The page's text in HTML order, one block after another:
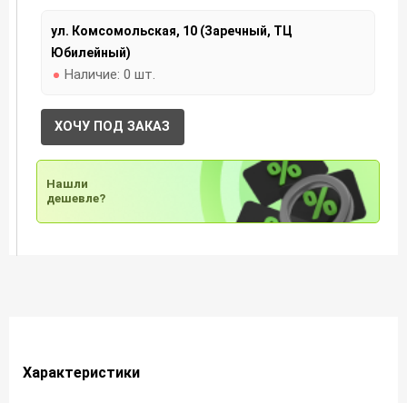
ул. Комсомольская, 10 (Заречный, ТЦ
Юбилейный)
Наличие: 0 шт.
ХОЧУ ПОД ЗАКАЗ
Нашли
дешевле?
Характеристики